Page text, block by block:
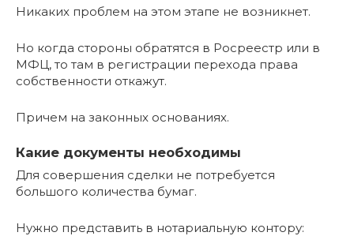
Никаких проблем на этом этапе не возникнет.
Но когда стороны обратятся в Росреестр или в
МФЦ, то там в регистрации перехода права
собственности откажут.
Причем на законных основаниях.
Какие документы необходимы
Для совершения сделки не потребуется
большого количества бумаг.
Нужно представить в нотариальную контору: